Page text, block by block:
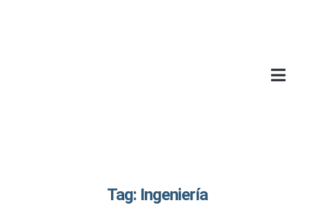
Tag: Ingeniería